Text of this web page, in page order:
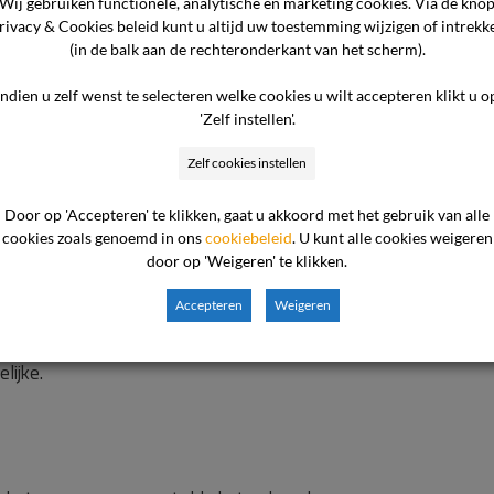
niet door de commissie behandeld kan worden.
niet-ontvankelijk in haar klacht, nu zij het geschil niet
Klaagster heeft haar klacht bij brief van 16 april
eerst gebruik te maken van de mogelijkheden om
externe klachtencommissie, haar klacht(en)
is de zorgaanbieder de mogelijkheid ontnomen om
De zorgaanbieder voegt daar bovendien nog aan toe dat
cliënt over te plaatsen naar een andere instelling in de
in reactie op het verweer van de zorgaanbieder nog
& Cookies beleid kunt u altijd uw toestemming wijzigen of
(in de balk aan de rechteronderkant van het scherm).
u zelf wenst te selecteren welke cookies u wilt accepteren klikt u
'Zelf instellen'.
Zelf cookies instellen
Door op 'Accepteren' te klikken, gaat u akkoord met het gebruik van alle
cookies zoals genoemd in onscookiebeleid. U kunt alle cookies weigeren
door op 'Weigeren' te klikken.
Accepteren Weigeren